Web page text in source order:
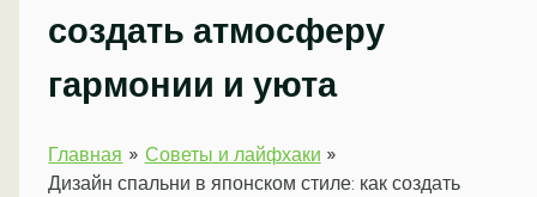
создать атмосферу
гармонии и уюта
Главная
Советы и лайфхаки
Дизайн спальни в японском стиле: как создать